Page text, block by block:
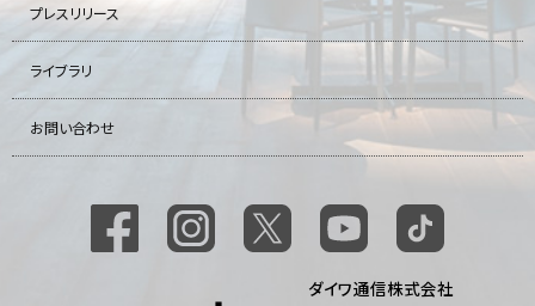
プレスリリース
ライブラリ
お問い合わせ
ダイワ通信株式会社